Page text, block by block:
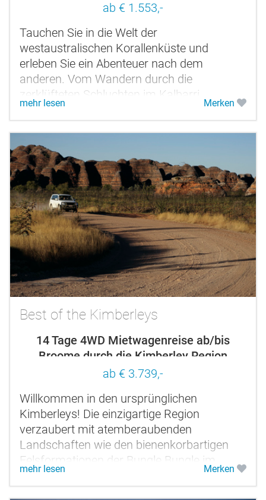
ab € 1.553,-
Tauchen Sie in die Welt der
westaustralischen Korallenküste und
erleben Sie ein Abenteuer nach dem
anderen. Vom Wandern durch die
zerklüfteten Schluchten im Kalbarri
Nationalpark bis hin zum schwerelosen
mehr lesen Merken
Best of the Kimberleys
14 Tage 4WD Mietwagenreise ab/bis
Broome durch die Kimberley Region
ab € 3.739,-
Willkommen in den ursprünglichen
Kimberleys! Die einzigartige Region
verzaubert mit atemberaubenden
Landschaften wie den bienenkorbartigen
Felsformationen der Bungle Bungle im
Purnululu Nationalpark, herrlichen
mehr lesen Merken